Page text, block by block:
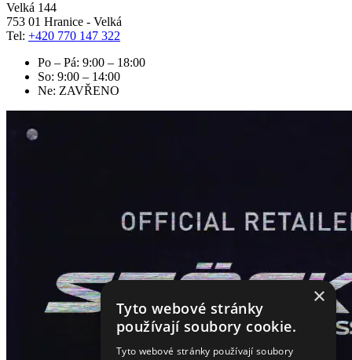
Velká 144
753 01 Hranice - Velká
Tel: +420 770 147 322
Po – Pá: 9:00 – 18:00
So: 9:00 – 14:00
Ne: ZAVŘENO
×
Tyto webové stránky
používají soubory cookie.
Tyto webové stránky používají soubory